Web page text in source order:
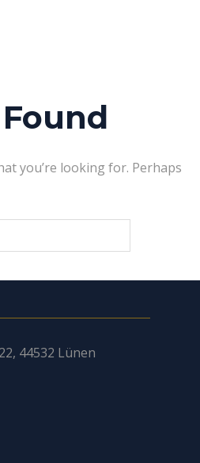
you’re looking for. Perhaps
nach:
44532 Lünen